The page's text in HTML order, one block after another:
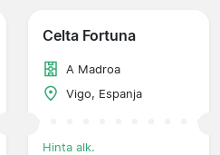
Celta Fortuna
A Madroa
Vigo, Espanja
Hinta alk.